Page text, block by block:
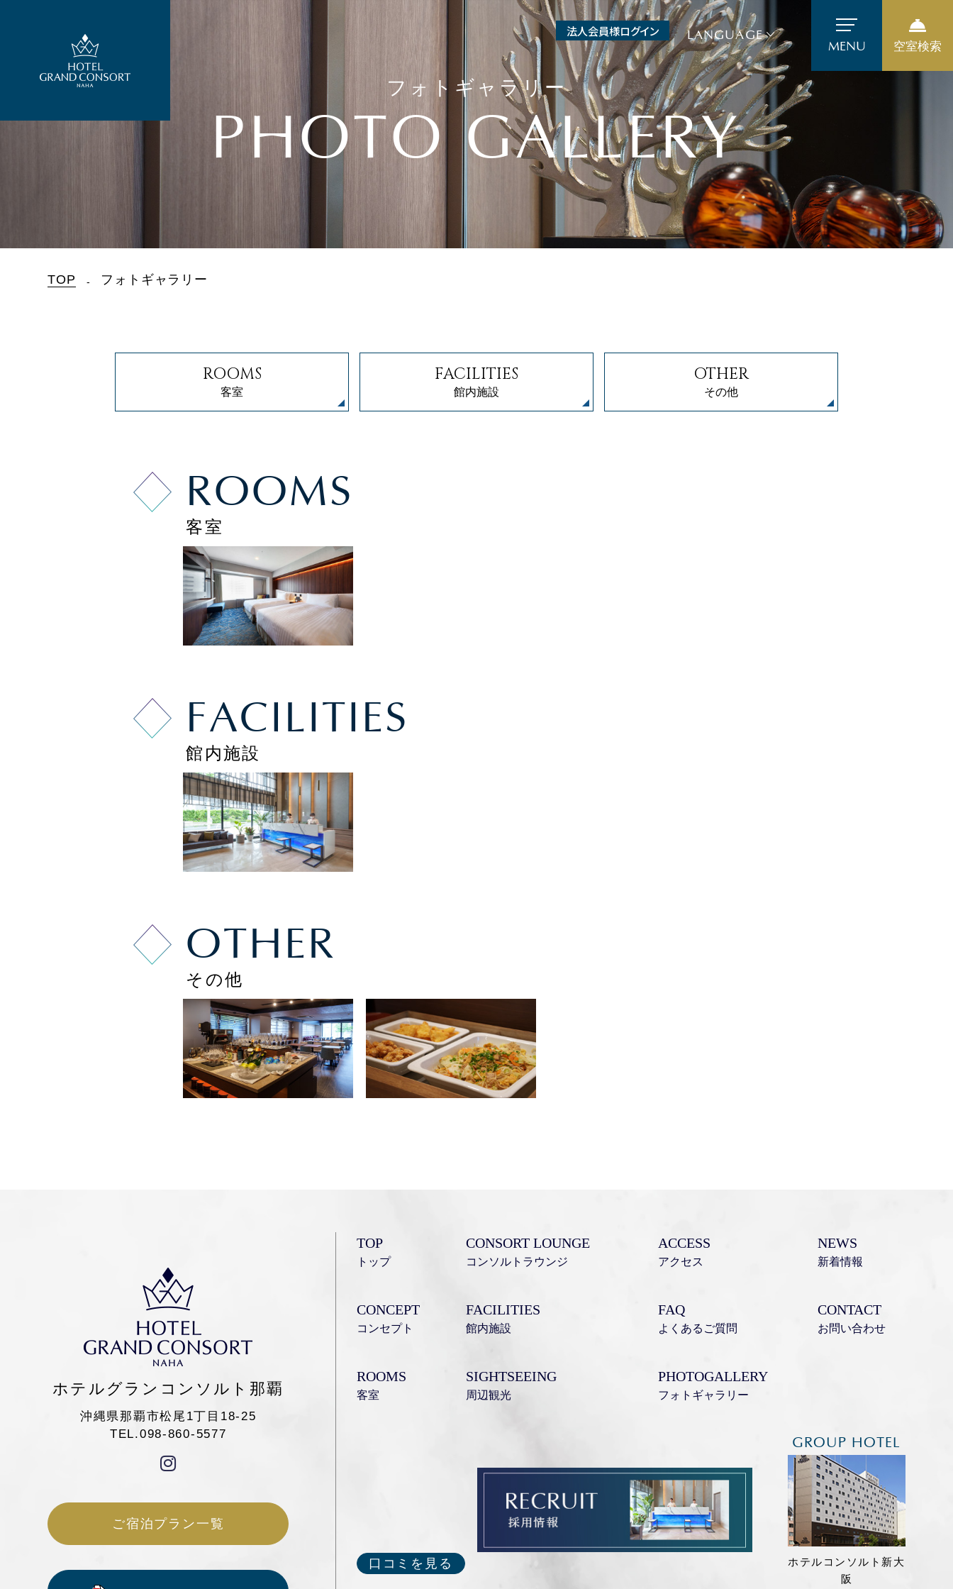
法人会員様ログイン LANGUAGE
MENU 空室検索
フォトギャラリー
PHOTO GALLERY
TOP フォトギャラリー
ROOMS
客室
FACILITIES
館内施設
OTHER
その他
ROOMS
客室
FACILITIES
館内施設
OTHER
その他
ホテルグランコンソルト那覇
沖縄県那覇市松尾1丁目18-25
TEL.098-860-5577
ご宿泊プラン一覧
TOP
トップ
CONCEPT
コンセプト
ROOMS
客室
CONSORT LOUNGE
コンソルトラウンジ
FACILITIES
館内施設
SIGHTSEEING
周辺観光
ACCESS
アクセス
FAQ
よくあるご質問
PHOTOGALLERY
フォトギャラリー
NEWS
新着情報
CONTACT
お問い合わせ
口コミを見る
GROUP HOTEL
ホテルコンソルト新大
阪
宿泊予約
日付未定 泊数
098-860-5577